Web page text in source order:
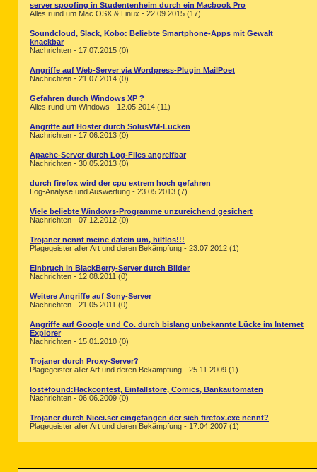
server spoofing in Studentenheim durch ein Macbook Pro
Alles rund um Mac OSX & Linux - 22.09.2015 (17)
Soundcloud, Slack, Kobo: Beliebte Smartphone-Apps mit Gewalt
knackbar
Nachrichten - 17.07.2015 (0)
Angriffe auf Web-Server via Wordpress-Plugin MailPoet
Nachrichten - 21.07.2014 (0)
Gefahren durch Windows XP ?
Alles rund um Windows - 12.05.2014 (11)
Angriffe auf Hoster durch SolusVM-Lücken
Nachrichten - 17.06.2013 (0)
Apache-Server durch Log-Files angreifbar
Nachrichten - 30.05.2013 (0)
durch firefox wird der cpu extrem hoch gefahren
Log-Analyse und Auswertung - 23.05.2013 (7)
Viele beliebte Windows-Programme unzureichend gesichert
Nachrichten - 07.12.2012 (0)
Trojaner nennt meine datein um, hilflos!!!
Plagegeister aller Art und deren Bekämpfung - 23.07.2012 (1)
Einbruch in BlackBerry-Server durch Bilder
Nachrichten - 12.08.2011 (0)
Weitere Angriffe auf Sony-Server
Nachrichten - 21.05.2011 (0)
Angriffe auf Google und Co. durch bislang unbekannte Lücke im Internet
Explorer
Nachrichten - 15.01.2010 (0)
Trojaner durch Proxy-Server?
Plagegeister aller Art und deren Bekämpfung - 25.11.2009 (1)
lost+found:Hackcontest, Einfallstore, Comics, Bankautomaten
Nachrichten - 06.06.2009 (0)
Trojaner durch Nicci.scr eingefangen der sich firefox.exe nennt?
Plagegeister aller Art und deren Bekämpfung - 17.04.2007 (1)